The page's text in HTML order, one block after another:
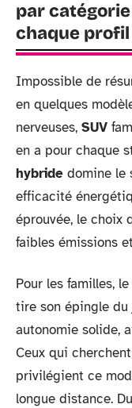
par
chaque profil
Impossible de
en quelques
nerveuses, SUV
en a pour chaque
hybride domine le
efficacité
éprouvée, le choix
faibles émissions
Pour les familles, le
tire son épingle du
autonomie solide,
Ceux qui
privilégient ce
longue distance.